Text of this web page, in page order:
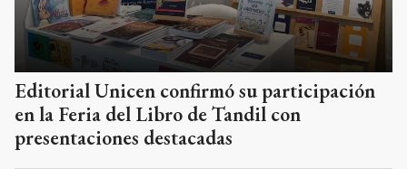
Editorial Unicen confirmó su participación
en la Feria del Libro de Tandil con
presentaciones destacadas